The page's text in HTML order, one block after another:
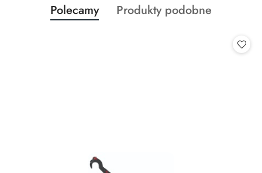
Pomiń karuzelę produktów
Produkty
o
Polecamy
Produkty
Produkty podobne